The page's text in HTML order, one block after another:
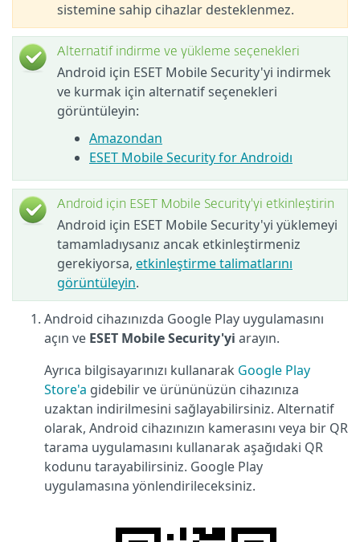
sistemine sahip cihazlar desteklenmez.
Alternatif indirme ve yükleme seçenekleri
Android için ESET Mobile Security'yi indirmek
ve kurmak için alternatif seçenekleri
görüntüleyin:
Amazondan
ESET Mobile Security for Androidı
Android için ESET Mobile Security'yi etkinleştirin
Android için ESET Mobile Security'yi yüklemeyi
tamamladıysanız ancak etkinleştirmeniz
gerekiyorsa, etkinleştirme talimatlarını
görüntüleyin.
Android cihazınızda Google Play uygulamasını
açın ve ESET Mobile Security'yi arayın.
Ayrıca bilgisayarınızı kullanarak Google Play
Store'a gidebilir ve ürününüzün cihazınıza
uzaktan indirilmesini sağlayabilirsiniz. Alternatif
olarak, Android cihazınızın kamerasını veya bir QR
tarama uygulamasını kullanarak aşağıdaki QR
kodunu tarayabilirsiniz. Google Play
uygulamasına yönlendirileceksiniz.